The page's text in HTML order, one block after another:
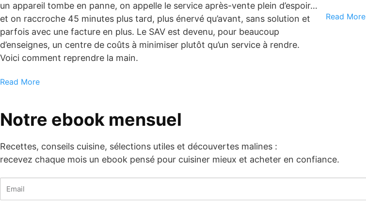
un appareil tombe en panne, on appelle le service après-vente plein d’espoir…
et on raccroche 45 minutes plus tard, plus énervé qu’avant, sans solution et
parfois avec une facture en plus. Le SAV est devenu, pour beaucoup
d’enseignes, un centre de coûts à minimiser plutôt qu’un service à rendre.
Voici comment reprendre la main.
Read More
Read More
Notre ebook mensuel
Recettes, conseils cuisine, sélections utiles et découvertes malines :
recevez chaque mois un ebook pensé pour cuisiner mieux et acheter en confiance.